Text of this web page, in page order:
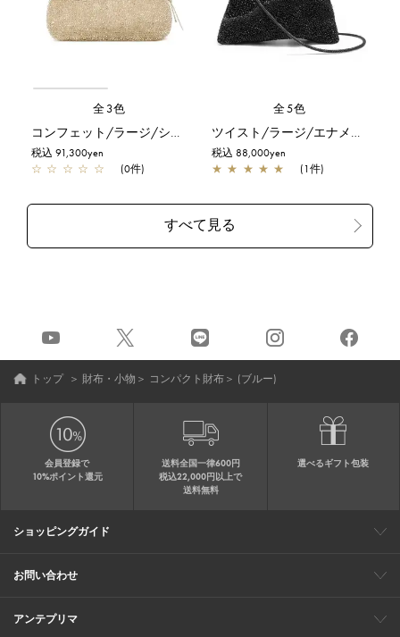
全3色
コンフェット/ラージ/シルバーゴールド
税込 91,300yen
☆ ☆ ☆ ☆ ☆ (0件)
全5色
ツイスト/ラージ/エナメルブラック
税込 88,000yen
★ ★ ★ ★ ★ (1件)
トップ ＞ 財布・小物 ＞ コンパクト財布＞ (ブルー)
会員登録で
10%ポイント還元
送料全国一律600円
税込22,000円以上で
送料無料
選べるギフト包装
ショッピングガイド
会員特典
ご購入・配送について
返品について
ギフト包装
FAQ
サイトマップ
お問い合わせ
メールでのお問い合わせ
お修理についてのお問い合わせ
アンテプリマ